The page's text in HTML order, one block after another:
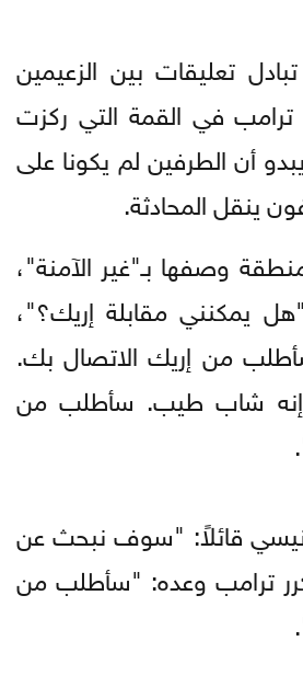
تعليقات بين الزعيمين
في القمة التي ركزت
أن الطرفين لم يكونا على
ينقل المحادثة.
وصفها بـ"غير الآمنة"،
يمكنني مقابلة إريك؟"،
من إريك الاتصال بك.
شاب طيب. سأطلب من
قائلاً: "سوف نبحث عن
ترامب وعده: "سأطلب من